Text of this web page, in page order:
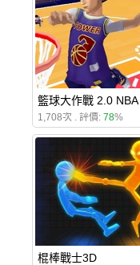
籃球大作戰 2.0 NBA
1,708次 . 評價: 78%
棍棒戰士3D